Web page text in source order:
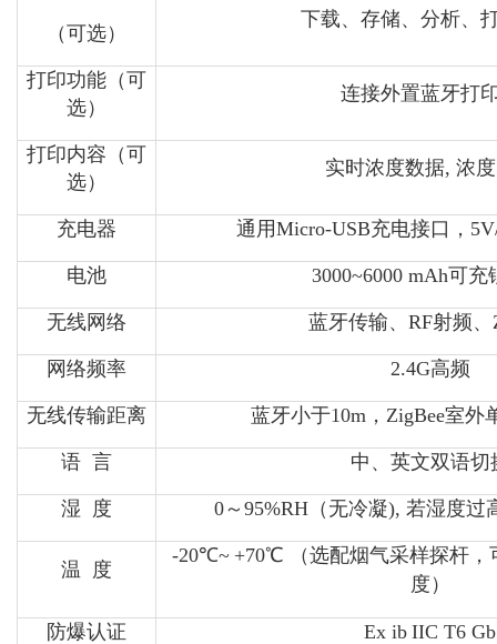
（可选）
下载、存储、分析、
打印功能（可
选）
连接外置蓝牙打
打印内容（可
选）
实时浓度数据, 浓
充电器 通用Micro-USB充电接口，
电池 3000~6000 mAh可充
无线网络 蓝牙传输、RF射频、
网络频率 2.4G高频
无线传输距离 蓝牙小于10m，ZigBee室外
语 言 中、英文双语切
湿 度 0～95%RH（无冷凝), 若湿度过
温 度
-20℃~ +70℃ （选配烟气采样探杆
度）
防爆认证 Ex ib IIC T6 Gb